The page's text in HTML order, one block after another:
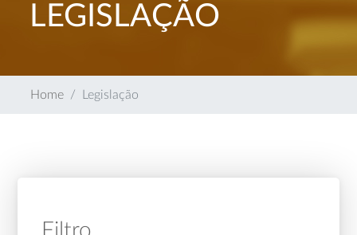
LEGISLAÇÃO
Home Legislação
Filtro